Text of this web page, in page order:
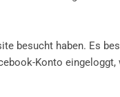
besucht haben. Es
Konto